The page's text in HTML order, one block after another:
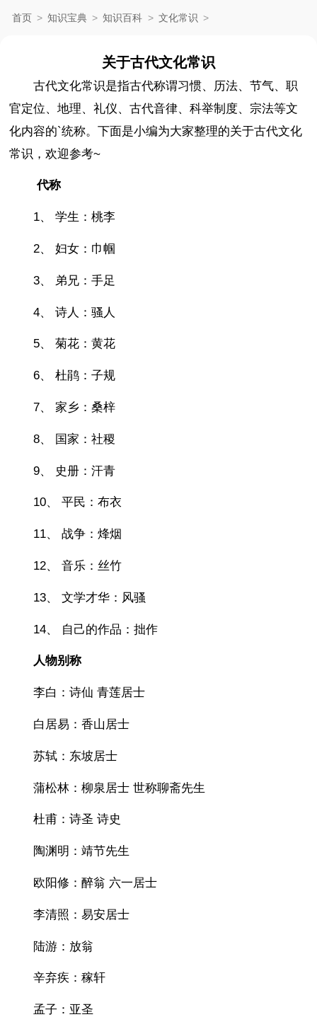
首页 > 知识宝典 > 知识百科 > 文化常识 >
关于古代文化常识
古代文化常识是指古代称谓习惯、历法、节气、职
官定位、地理、礼仪、古代音律、科举制度、宗法等文
化内容的`统称。下面是小编为大家整理的关于古代文化
常识，欢迎参考~
代称
1、 学生：桃李
2、 妇女：巾帼
3、 弟兄：手足
4、 诗人：骚人
5、 菊花：黄花
6、 杜鹃：子规
7、 家乡：桑梓
8、 国家：社稷
9、 史册：汗青
10、 平民：布衣
11、 战争：烽烟
12、 音乐：丝竹
13、 文学才华：风骚
14、 自己的作品：拙作
人物别称
李白：诗仙 青莲居士
白居易：香山居士
苏轼：东坡居士
蒲松林：柳泉居士 世称聊斋先生
杜甫：诗圣 诗史
陶渊明：靖节先生
欧阳修：醉翁 六一居士
李清照：易安居士
陆游：放翁
辛弃疾：稼轩
孟子：亚圣